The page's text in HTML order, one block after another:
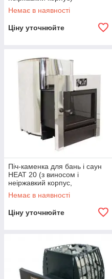
Немає в наявності
Ціну уточнюйте
Піч-каменка для бань і саун
HEAT 20 (з виносом і
неіржавкий корпус,
панорама-скло)
Немає в наявності
Ціну уточнюйте